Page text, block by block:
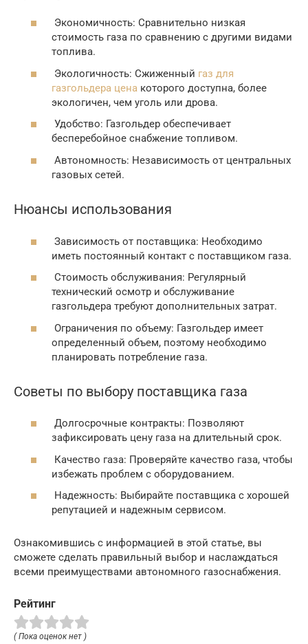
Экономичность: Сравнительно низкая
стоимость газа по сравнению с другими видами
топлива.
Экологичность: Сжиженный газ для
газгольдера цена которого доступна, более
экологичен, чем уголь или дрова.
Удобство: Газгольдер обеспечивает
бесперебойное снабжение топливом.
Автономность: Независимость от центральных
газовых сетей.
Нюансы использования
Зависимость от поставщика: Необходимо
иметь постоянный контакт с поставщиком газа.
Стоимость обслуживания: Регулярный
технический осмотр и обслуживание
газгольдера требуют дополнительных затрат.
Ограничения по объему: Газгольдер имеет
определенный объем, поэтому необходимо
планировать потребление газа.
Советы по выбору поставщика газа
Долгосрочные контракты: Позволяют
зафиксировать цену газа на длительный срок.
Качество газа: Проверяйте качество газа, чтобы
избежать проблем с оборудованием.
Надежность: Выбирайте поставщика с хорошей
репутацией и надежным сервисом.
Ознакомившись с информацией в этой статье, вы
сможете сделать правильный выбор и наслаждаться
всеми преимуществами автономного газоснабжения.
Рейтинг
( Пока оценок нет )